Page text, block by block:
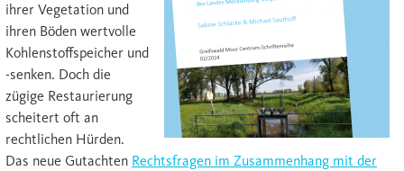
ihrer Vegetation und
ihren Böden wertvolle
Kohlenstoffspeicher und
-senken. Doch die
zügige Restaurierung
scheitert oft an
rechtlichen Hürden.
Das neue Gutachten Rechtsfragen im Zusammenhang mit der